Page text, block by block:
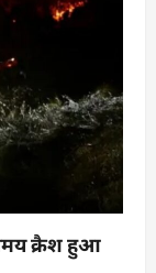
क्रैश हुआ